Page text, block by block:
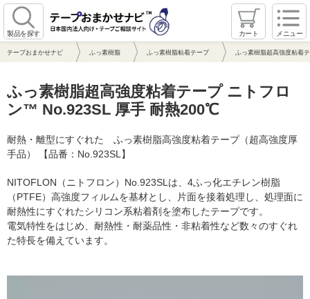
製品を探す カート メニュー
テープおまかせナビ ふっ素樹脂 ふっ素樹脂粘着テープ ふっ素樹脂超高強度粘着
ふっ素樹脂超高強度粘着テープ ニトフロ
ン™ No.923SL 厚手 耐熱200℃
耐熱・離型にすぐれた ふっ素樹脂高強度粘着テープ（超高強度厚
手品） 【品番：No.923SL】
NITOFLON（ニトフロン）No.923SLは、4ふっ化エチレン樹脂
（PTFE）高強度フィルムを基材とし、片面を接着処理し、処理面に
耐熱性にすぐれたシリコン系粘着剤を塗布したテープです。
電気特性をはじめ、耐熱性・耐薬品性・非粘着性など数々のすぐれ
た特長を備えています。